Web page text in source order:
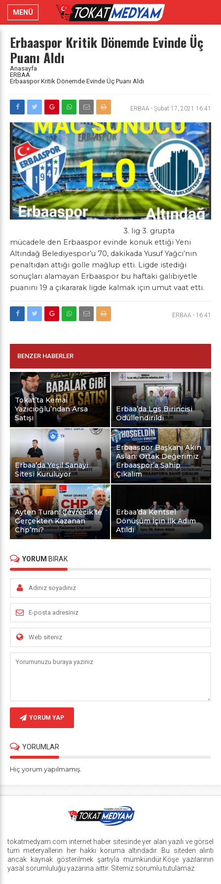
MENÜ
Erbaaspor Kritik Dönemde Evinde Üç
Puanı Aldı
Anasayfa
ERBAA
Erbaaspor Kritik Dönemde Evinde Üç Puanı Aldı
ERBAA - Şubat 17, 2021 16:41
3. lig 3. grupta
mücadele den Erbaaspor evinde konuk ettiği Yeni
Altındağ Belediyespor’u 70, dakikada Yusuf Yağcı’nın
penaltıdan attığı golle mağlup etti. Ligde istediği
sonuçları alamayan Erbaaspor bu haftaki galibiyetle
puanını 19 a çıkararak ligde kalmak için umut vaat etti.
ERBAA - 16:41
BENZER HABERLER
Tokat’ta Kemal
Yazıcıoğlu’ndan Arsa
Satışı
Erbaa’da Lgs Birincisi
Ödüllendirildi
Erbaa’da Yeşil Sanayi
Sitesi Kuruluyor
Erbaaspor Başkanı Akın
Aslan: Ortak Değerimiz
Erbaaspor’a Sahip
Çıkalım
Ayten Turan: Çevrecik’te
Gerçekten Kazanan
Chp’mi?
Erbaa’da Kentsel
Dönüşüm İçin İlk Adım
Atıldı
YORUM BIRAK
YORUM YAP
YORUMLAR
Hiç yorum yapılmamış.
tokatmedyam.com internet haber sitesinde yer alan yazılı ve görsel
tüm meteryallerin her hakkı koruma altındadır. Bu siteden alıntı
ancak kaynak gösterilmek şartıyla mümkündür.Köşe yazılarının
yasal sorumluluğu yazarına aittir. Sitemiz sorumlu tutulamaz.